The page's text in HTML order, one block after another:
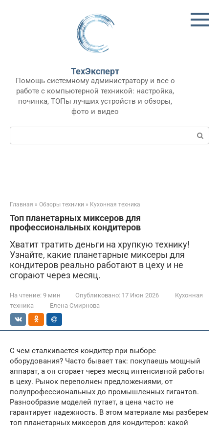
ТехЭксперт
Помощь системному администратору и все о
работе с компьютерной техникой: настройка,
починка, ТОПы лучших устройств и обзоры,
фото и видео
Поиск:
Главная » Обзоры техники » Кухонная техника
Топ планетарных миксеров для
профессиональных кондитеров
Хватит тратить деньги на хрупкую технику!
Узнайте, какие планетарные миксеры для
кондитеров реально работают в цеху и не
сгорают через месяц.
На чтение: 9 мин Опубликовано: 17 Июн 2026
Кухонная
техника
Елена Смирнова
С чем сталкивается кондитер при выборе
оборудования? Часто бывает так: покупаешь мощный
аппарат, а он сгорает через месяц интенсивной работы
в цеху. Рынок переполнен предложениями, от
полупрофессиональных до промышленных гигантов.
Разнообразие моделей путает, а цена часто не
гарантирует надежность. В этом материале мы разберем
топ планетарных миксеров для кондитеров: какой